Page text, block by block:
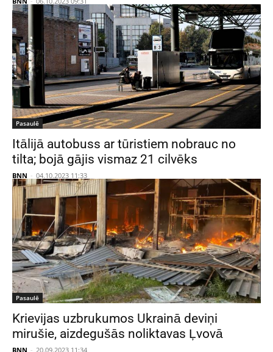
Pasaulē
Itālijā autobuss ar tūristiem nobrauc no
tilta; bojā gājis vismaz 21 cilvēks
BNN - 04.10.2023 11:33
Pasaulē
Krievijas uzbrukumos Ukrainā deviņi
mirušie, aizdegušās noliktavas Ļvovā
BNN - 20.09.2023 11:34